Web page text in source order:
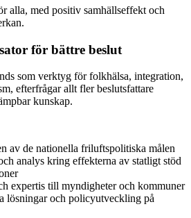
alla, med positiv samhällseffekt och
för bättre beslut
som verktyg för folkhälsa, integration,
efterfrågar allt fler beslutsfattare
kunskap.
av de nationella friluftspolitiska målen
analys kring effekterna av statligt stöd
expertis till myndigheter och kommuner
lösningar och policyutveckling på